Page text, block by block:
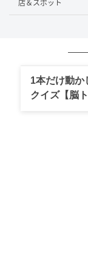
が。
店＆スポット
1本だけ動か
クイズ【脳ト